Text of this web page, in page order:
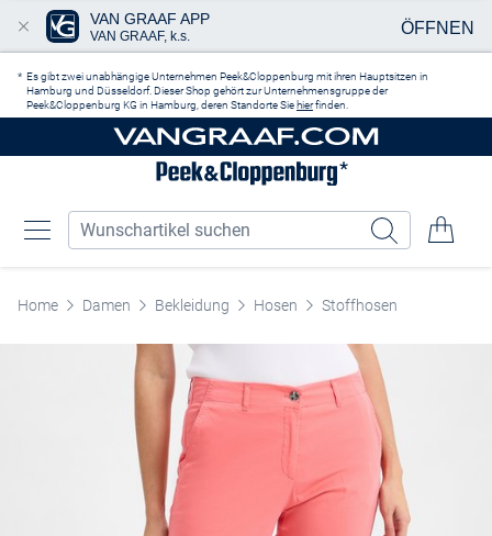
Es gibt zwei unabhängige Unternehmen Peek&Cloppenburg mit ihren Hauptsitzen in
Hamburg und Düsseldorf. Dieser Shop gehört zur Unternehmensgruppe der
Peek&Cloppenburg KG in Hamburg, deren Standorte Sie hierfinden.
Home Damen Bekleidung Hosen Stoffhosen
VAN GRAAF APP
VAN GRAAF, k.s. ÖFFNEN